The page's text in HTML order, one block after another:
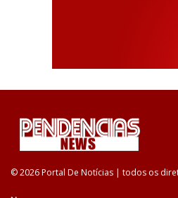
© 2026 Portal De Notícias | todos os